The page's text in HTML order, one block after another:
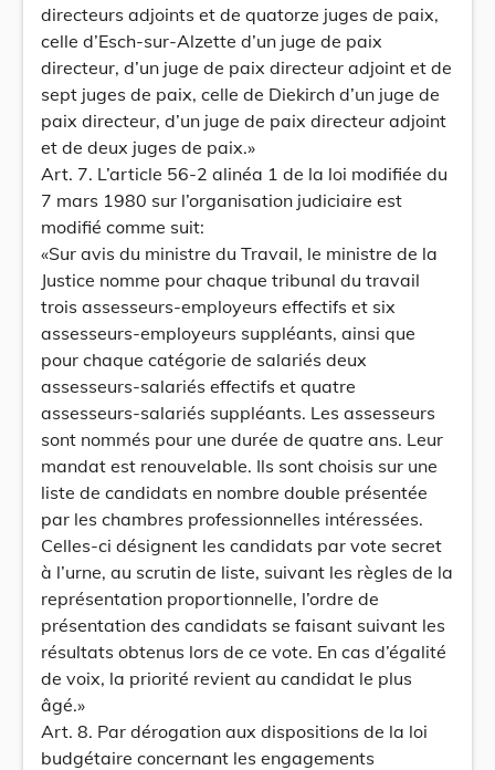
directeurs adjoints et de quatorze juges de paix,
celle d’Esch-sur-Alzette d’un juge de paix
directeur, d’un juge de paix directeur adjoint et de
sept juges de paix, celle de Diekirch d’un juge de
paix directeur, d’un juge de paix directeur adjoint
et de deux juges de paix.»
Art. 7. L’article 56-2 alinéa 1 de la loi modifiée du
7 mars 1980 sur l’organisation judiciaire est
modifié comme suit:
«Sur avis du ministre du Travail, le ministre de la
Justice nomme pour chaque tribunal du travail
trois assesseurs-employeurs effectifs et six
assesseurs-employeurs suppléants, ainsi que
pour chaque catégorie de salariés deux
assesseurs-salariés effectifs et quatre
assesseurs-salariés suppléants. Les assesseurs
sont nommés pour une durée de quatre ans. Leur
mandat est renouvelable. Ils sont choisis sur une
liste de candidats en nombre double présentée
par les chambres professionnelles intéressées.
Celles-ci désignent les candidats par vote secret
à l’urne, au scrutin de liste, suivant les règles de la
représentation proportionnelle, l’ordre de
présentation des candidats se faisant suivant les
résultats obtenus lors de ce vote. En cas d’égalité
de voix, la priorité revient au candidat le plus
âgé.»
Art. 8. Par dérogation aux dispositions de la loi
budgétaire concernant les engagements